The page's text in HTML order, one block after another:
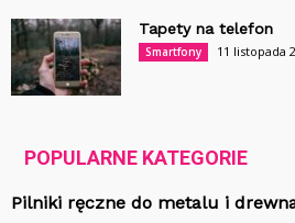
Tapety na telefon
Smartfony 11 listopada
POPULARNE KATEGORIE
Pilniki ręczne do metalu i